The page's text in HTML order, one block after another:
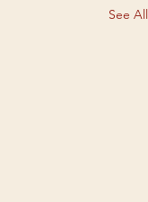
See All